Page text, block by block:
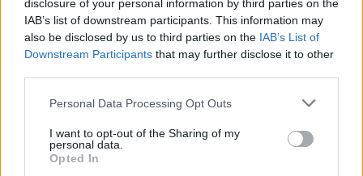
disclosure of your personal information by third parties on the
IAB’s list of downstream participants. This information may
also be disclosed by us to third parties on the IAB’s List of
Downstream Participants that may further disclose it to other
Personal Data Processing Opt Outs
I want to opt-out of the Sharing of my
personal data.
Opted In
δρόμο, σιγουρέψου ότι πας κάπου
που σε εκφράζει – όχι κάπου που
ΣΚΟΡΠΙΟΣ
Η μέρα έχει αποκαλύψεις. Κάποιο